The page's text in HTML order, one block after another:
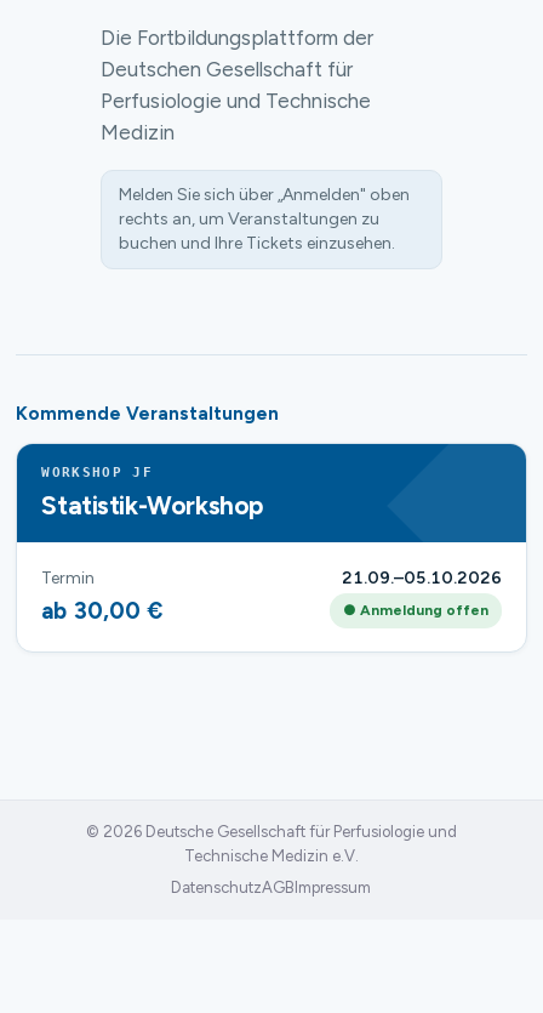
Die Fortbildungsplattform der
Deutschen Gesellschaft für
Perfusiologie und Technische
Medizin
Melden Sie sich über „Anmelden" oben
rechts an, um Veranstaltungen zu
buchen und Ihre Tickets einzusehen.
Kommende Veranstaltungen
WORKSHOP JF
Statistik-Workshop
Termin 21.09.–05.10.2026
ab 30,00 € ● Anmeldung offen
© 2026 Deutsche Gesellschaft für Perfusiologie und
Technische Medizin e.V.
DatenschutzAGB Impressum